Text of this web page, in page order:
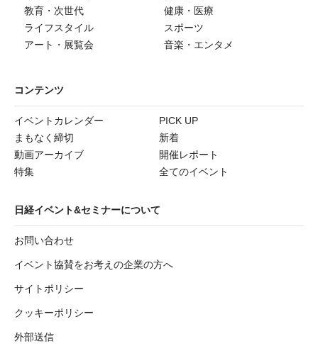
教育・次世代
健康・医療
ライフスタイル
スポーツ
アート・展覧会
音楽・エンタメ
コンテンツ
イベントカレンダー
PICK UP
まもなく締切
新着
動画アーカイブ
開催レポート
特集
全てのイベント
日経イベント&セミナーについて
お問い合わせ
イベント協賛をお考えの企業の方へ
サイトポリシー
クッキーポリシー
外部送信